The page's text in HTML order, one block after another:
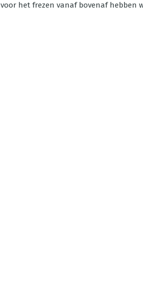
voor het frezen vanaf bovenaf hebben